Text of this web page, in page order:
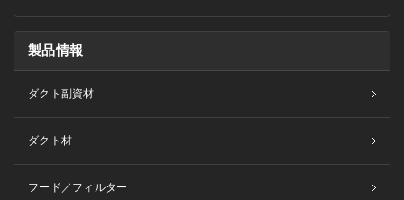
製品情報
ダクト副資材
ダクト材
フード／フィルター